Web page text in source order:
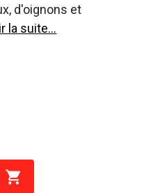
d'oignons et
la suite...